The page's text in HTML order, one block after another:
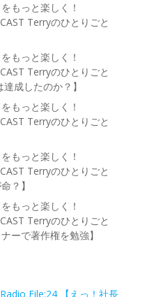
もっと楽しく！
Terryのひとりごと
もっと楽しく！
Terryのひとりごと
達成したのか？】
もっと楽しく！
Terryのひとりごと
もっと楽しく！
Terryのひとりごと
？】
もっと楽しく！
Terryのひとりごと
ーで著作権を勉強】
File:24 【えっ！社長